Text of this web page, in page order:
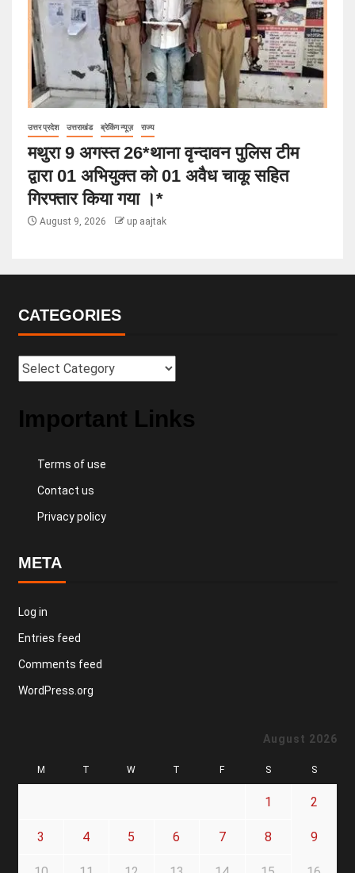
उत्तर प्रदेश उत्तराखंड ब्रेकिंग न्यूज़ राज्य
मथुरा 9 अगस्त 26*थाना वृन्दावन पुलिस टीम
द्वारा 01 अभियुक्त को 01 अवैध चाकू सहित
गिरफ्तार किया गया ।*
August 9, 2026 up aajtak
CATEGORIES
Important Links
Terms of use
Contact us
Privacy policy
META
Log in
Entries feed
Comments feed
WordPress.org
August 2026
M T W T F S S
1 2
3 4 5 6 7 8 9